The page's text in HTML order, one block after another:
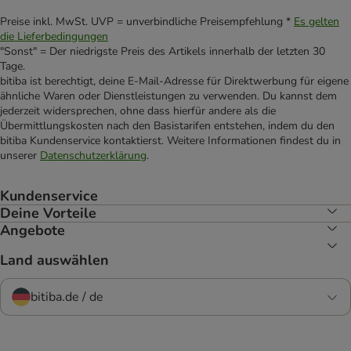
Preise inkl. MwSt. UVP = unverbindliche Preisempfehlung * Es gelten
die Lieferbedingungen
"Sonst" = Der niedrigste Preis des Artikels innerhalb der letzten 30
Tage.
bitiba ist berechtigt, deine E-Mail-Adresse für Direktwerbung für eigene
ähnliche Waren oder Dienstleistungen zu verwenden. Du kannst dem
jederzeit widersprechen, ohne dass hierfür andere als die
Übermittlungskosten nach den Basistarifen entstehen, indem du den
bitiba Kundenservice kontaktierst. Weitere Informationen findest du in
unserer Datenschutzerklärung.
Kundenservice
Deine Vorteile
Angebote
Land auswählen
bitiba.de / de